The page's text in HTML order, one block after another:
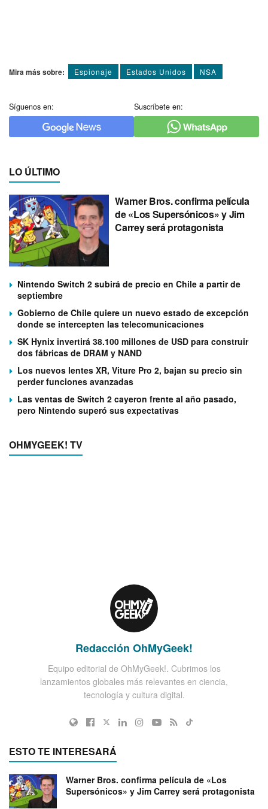
Mira más sobre: Espionaje Estados Unidos NSA
Síguenos en: Suscríbete en:
LO ÚLTIMO
Warner Bros. confirma película
de «Los Supersónicos» y Jim
Carrey será protagonista
Nintendo Switch 2 subirá de precio en Chile a partir de
septiembre
Gobierno de Chile quiere un nuevo estado de excepción
donde se intercepten las telecomunicaciones
SK Hynix invertirá 38.100 millones de USD para construir
dos fábricas de DRAM y NAND
Los nuevos lentes XR, Viture Pro 2, bajan su precio sin
perder funciones avanzadas
Las ventas de Switch 2 cayeron frente al año pasado,
pero Nintendo superó sus expectativas
OHMYGEEK! TV
Redacción OhMyGeek!
Equipo editorial de OhMyGeek!. Cubrimos los
lanzamientos globales más relevantes en ciencia,
tecnología y cultura digital.
ESTO TE INTERESARÁ
Warner Bros. confirma película de «Los
Supersónicos» y Jim Carrey será protagonista